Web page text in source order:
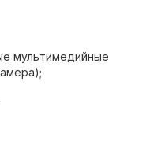
мультимедийные